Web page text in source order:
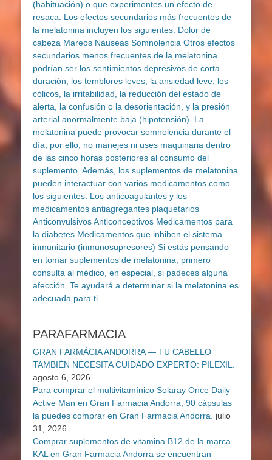
PARAFARMACIA
GRAN FARMÀCIA ANDORRA — TU CABELLO
TAMBIÉN NECESITA CUIDADO EXPERTO: PILEXIL.
agosto 6, 2026
Para comprar el multivitamínico Solaray Once Daily
Active Man en Gran Farmacia Andorra, 90 cápsulas
la puedes comprar en Gran Farmacia Andorra. julio
31, 2026
Comprar suplementos de vitamina B12 de la marca
KAL en Gran Farmacia Andorra se encuentran